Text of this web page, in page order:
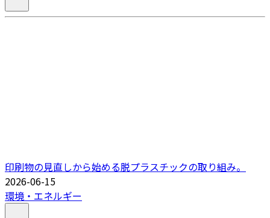
印刷物の見直しから始める脱プラスチックの取り組み。
2026-06-15
環境・エネルギー